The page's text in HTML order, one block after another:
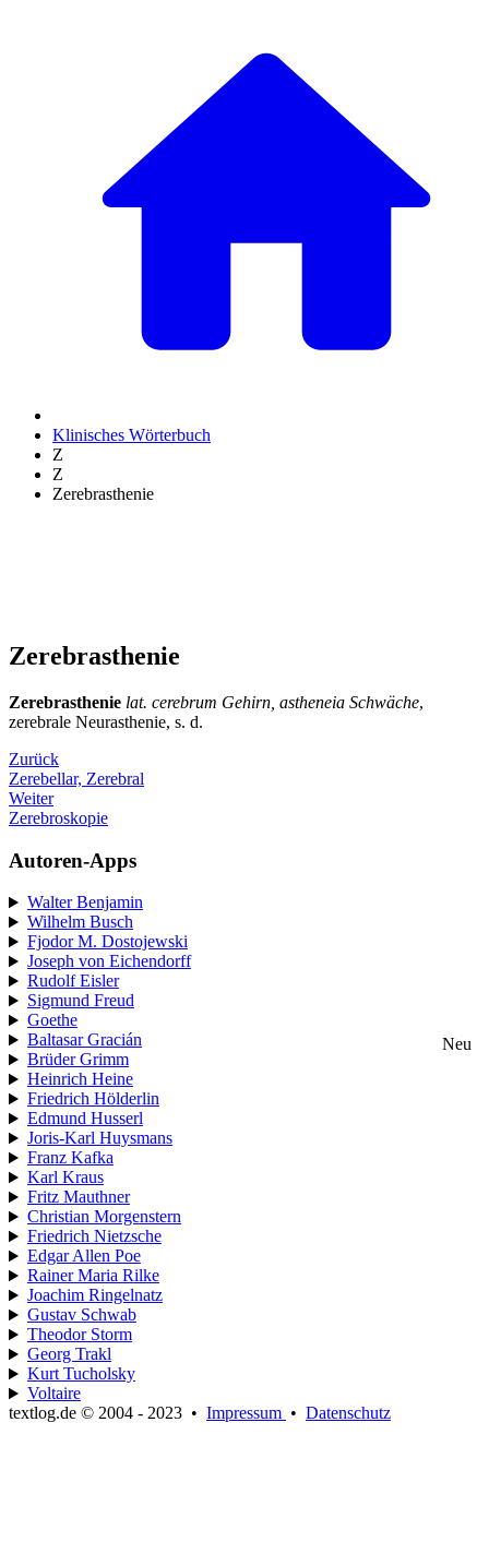
Klinisches Wörterbuch
Z
Z
Zerebrasthenie
Zerebrasthenie
Zerebrasthenie lat. cerebrum Gehirn, astheneia Schwäche,
zerebrale Neurasthenie, s. d.
Zurück
Zerebellar, Zerebral
Weiter
Zerebroskopie
Autoren-Apps
Walter Benjamin
Wilhelm Busch
Fjodor M. Dostojewski
Joseph von Eichendorff
Rudolf Eisler
Sigmund Freud
Goethe
Baltasar Gracián
Neu
Brüder Grimm
Heinrich Heine
Friedrich Hölderlin
Edmund Husserl
Joris-Karl Huysmans
Franz Kafka
Karl Kraus
Fritz Mauthner
Christian Morgenstern
Friedrich Nietzsche
Edgar Allen Poe
Rainer Maria Rilke
Joachim Ringelnatz
Gustav Schwab
Theodor Storm
Georg Trakl
Kurt Tucholsky
Voltaire
textlog.de © 2004 - 2023 • Impressum • Datenschutz